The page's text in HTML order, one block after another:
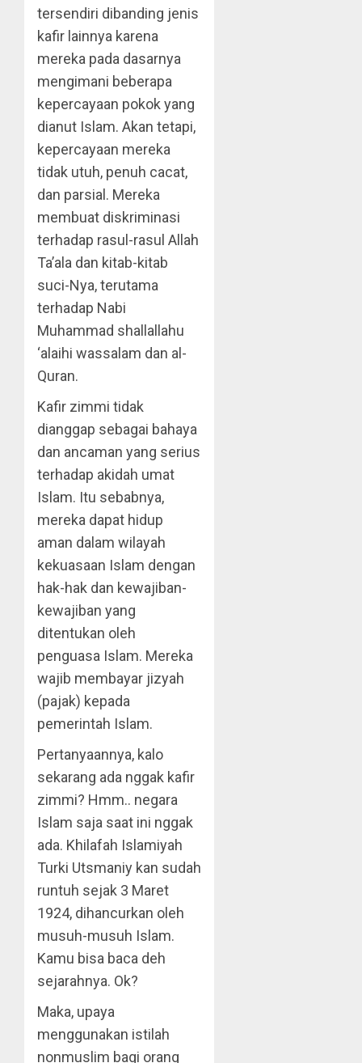
tersendiri dibanding jenis
kafir lainnya karena
mereka pada dasarnya
mengimani beberapa
kepercayaan pokok yang
dianut Islam. Akan tetapi,
kepercayaan mereka
tidak utuh, penuh cacat,
dan parsial. Mereka
membuat diskriminasi
terhadap rasul-rasul Allah
Ta’ala dan kitab-kitab
suci-Nya, terutama
terhadap Nabi
Muhammad shallallahu
‘alaihi wassalam dan al-
Quran.
Kafir zimmi tidak
dianggap sebagai bahaya
dan ancaman yang serius
terhadap akidah umat
Islam. Itu sebabnya,
mereka dapat hidup
aman dalam wilayah
kekuasaan Islam dengan
hak-hak dan kewajiban-
kewajiban yang
ditentukan oleh
penguasa Islam. Mereka
wajib membayar jizyah
(pajak) kepada
pemerintah Islam.
Pertanyaannya, kalo
sekarang ada nggak kafir
zimmi? Hmm.. negara
Islam saja saat ini nggak
ada. Khilafah Islamiyah
Turki Utsmaniy kan sudah
runtuh sejak 3 Maret
1924, dihancurkan oleh
musuh-musuh Islam.
Kamu bisa baca deh
sejarahnya. Ok?
Maka, upaya
menggunakan istilah
nonmuslim bagi orang